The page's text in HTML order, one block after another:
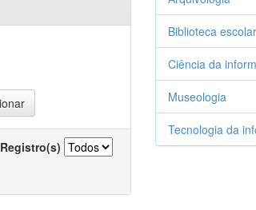
Registro(s)
Biblioteca escolar
Ciência da
Museologia
Tecnologia da